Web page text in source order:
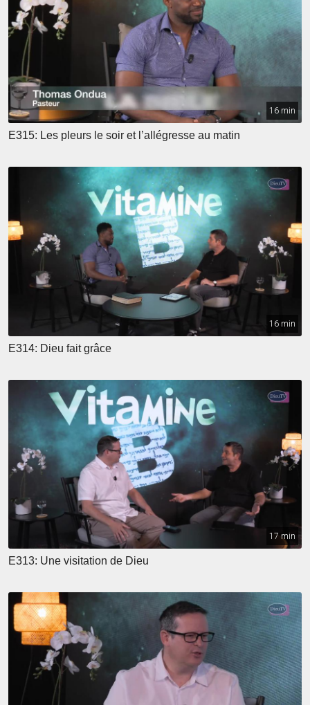
16 min
E315: Les pleurs le soir et l’allégresse au matin
16 min
E314: Dieu fait grâce
17 min
E313: Une visitation de Dieu